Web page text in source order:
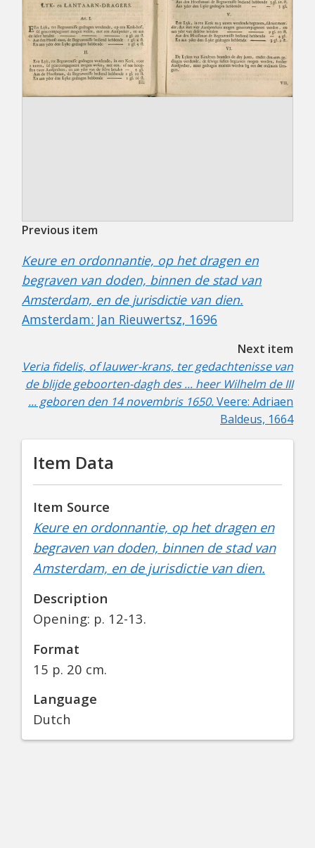
Previous item
Keure en ordonnantie, op het dragen en
begraven van doden, binnen de stad van
Amsterdam, en de jurisdictie van dien.
Amsterdam: Jan Rieuwertsz, 1696
Next item
Veria fidelis, of lauwer-krans, ter gedachtenisse van
de blijde geboorten-dagh des ... heer Wilhelm de III
... geboren den 14 novembris 1650.Veere: Adriaen
Baldeus, 1664
Item Data
Item Source
Keure en ordonnantie, op het dragen en
begraven van doden, binnen de stad van
Amsterdam, en de jurisdictie van dien.
Description
Opening: p. 12-13.
Format
15 p. 20 cm.
Language
Dutch